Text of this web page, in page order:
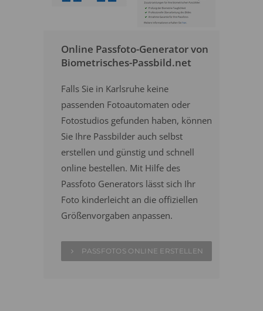
Online Passfoto-Generator von
Biometrisches-Passbild.net
Falls Sie in Karlsruhe keine
passenden Fotoautomaten oder
Fotostudios gefunden haben, können
Sie Ihre Passbilder auch selbst
erstellen und günstig und schnell
online bestellen. Mit Hilfe des
Passfoto Generators lässt sich Ihr
Foto kinderleicht an die offiziellen
Größenvorgaben anpassen.
PASSFOTOS ONLINE ERSTELLEN